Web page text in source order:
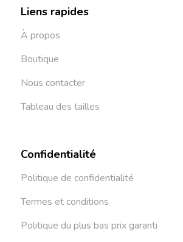
Liens rapides
À propos
Boutique
Nous contacter
Tableau des tailles
Confidentialité
Politique de confidentialité
Termes et conditions
Politique du plus bas prix garanti